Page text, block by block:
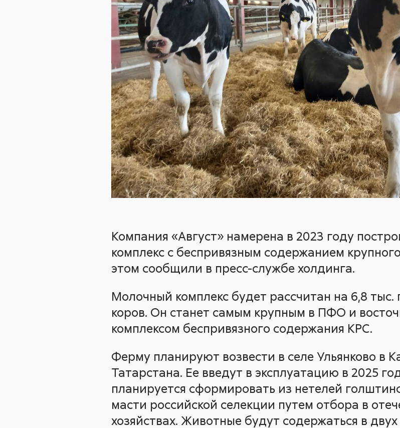
Компания «Август» намерена в 2023 году
комплекс с беспривязным содержанием
этом сообщили в пресс-службе холдинга.
Молочный комплекс будет рассчитан на 6,8 тыс.
коров. Он станет самым крупным в ПФО и
комплексом беспривязного содержания КРС.
Ферму планируют возвести в селе Ульянково в
Татарстана. Ее введут в эксплуатацию в 2025
планируется сформировать из нетелей
масти российской селекции путем отбора в
хозяйствах. Животные будут содержаться в